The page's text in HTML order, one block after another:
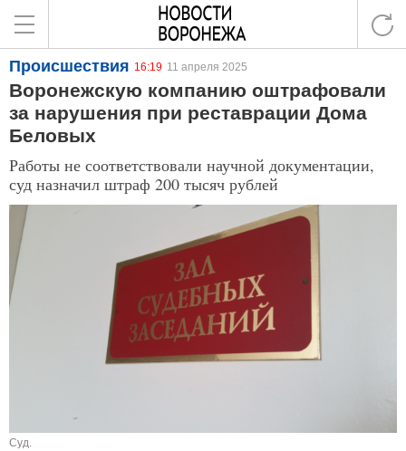
Происшествия 16:19 11 апреля 2025
Воронежскую компанию оштрафовали
за нарушения при реставрации Дома
Беловых
Работы не соответствовали научной документации,
суд назначил штраф 200 тысяч рублей
Суд.